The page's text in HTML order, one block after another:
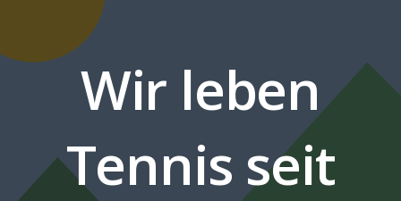
Wir leben
Tennis seit